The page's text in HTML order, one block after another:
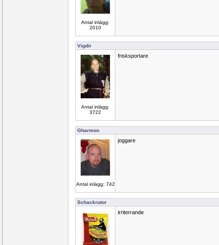
Antal inlägg:
2010
Vigdir
Antal inlägg:
3722
frisksportare
Gharmon
Antal inlägg: 742
joggare
Schackrutor
irriterrande